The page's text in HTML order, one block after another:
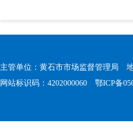
主管单位：黄石市市场监督管理局
网站标识码：4202000060 鄂ICP备